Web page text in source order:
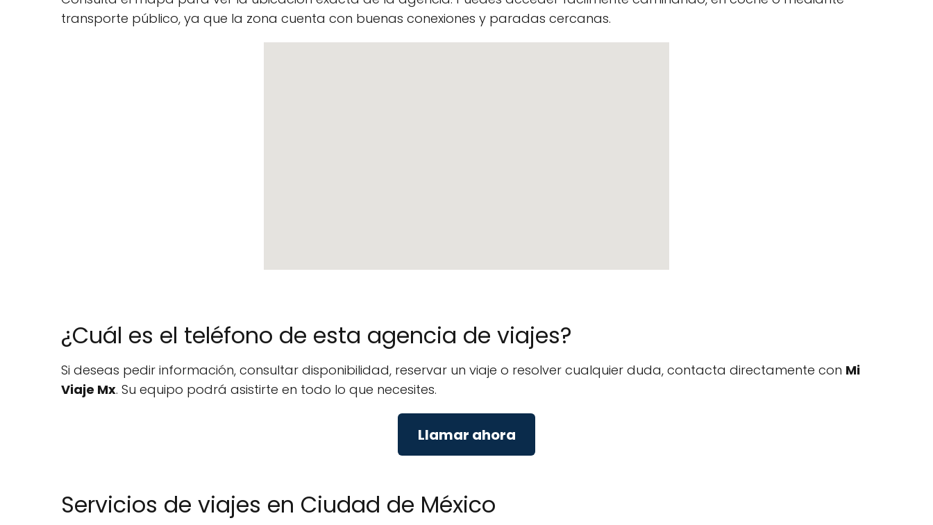
transporte público, ya que la zona cuenta con buenas conexiones y paradas cercanas.
¿Cuál es el teléfono de esta agencia de viajes?
Si deseas pedir información, consultar disponibilidad, reservar un viaje o resolver cualquier duda, contacta directamente con Mi
Viaje Mx. Su equipo podrá asistirte en todo lo que necesites.
Llamar ahora
Servicios de viajes en Ciudad de México